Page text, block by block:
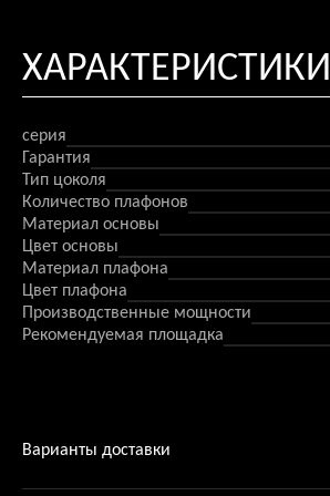
ХАРАКТЕРИСТИКИ
серия
Гарантия
Тип цоколя
Количество плафонов
Материал основы
Цвет основы
Материал плафона
Цвет плафона
Производственные мощности
Рекомендуемая площадка
Варианты доставки